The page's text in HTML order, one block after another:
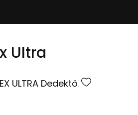
Ultra
ULTRA Dedektör